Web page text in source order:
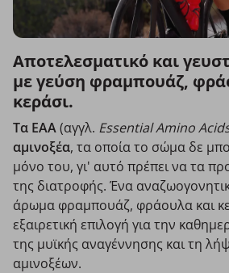
Αποτελεσματικό και
με γεύση φραμπουάζ,
κεράσι.
Τα EAA(αγγλ. Essential Amino
αμινοξέα, τα οποία το σώμα δε
μόνο του, γι' αυτό πρέπει να τα
της διατροφής. Ένα
άρωμα φραμπουάζ, φράουλα και
εξαιρετική επιλογή για την
της μυϊκής αναγέννησης και τη
αμινοξέων.